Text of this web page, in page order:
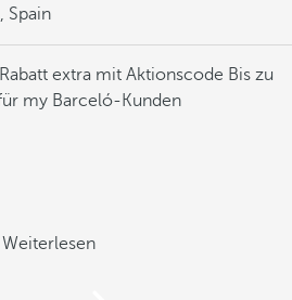
Spain
extra mit Aktionscode Bis zu
my Barceló-Kunden
Weiterlesen